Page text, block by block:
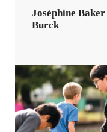
Joséphine Baker
Burck